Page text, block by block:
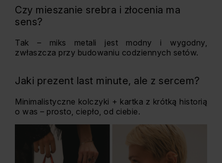
Czy mieszanie srebra i złocenia ma
sens?
Tak – miks metali jest modny i wygodny,
zwłaszcza przy budowaniu codziennych setów.
Jaki prezent last minute, ale z sercem?
Minimalistyczne kolczyki + kartka z krótką historią
o was – prosto, ciepło, od ciebie.